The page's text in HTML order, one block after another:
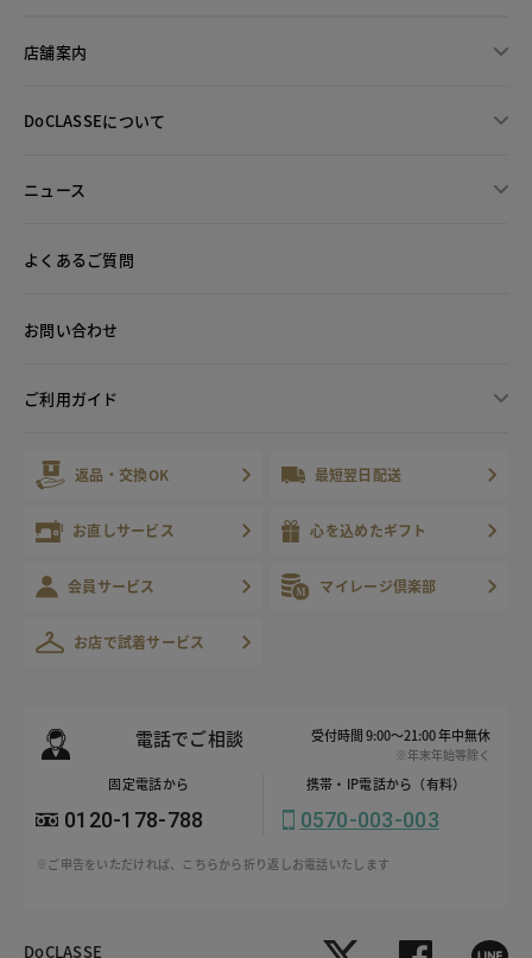
店舗案内
DoCLASSEについて
ニュース
よくあるご質問
お問い合わせ
ご利用ガイド
返品・交換OK 最短翌日配送
お直しサービス 心を込めたギフト
会員サービス マイレージ倶楽部
お店で試着サービス
電話でご相談 受付時間 9:00～21:00 年中無休
※年末年始等除く
固定電話から
0120-178-788
携帯・IP電話から（有料）
0570-003-003
※ご申告をいただければ、こちらから折り返しお電話いたします
DoCLASSE